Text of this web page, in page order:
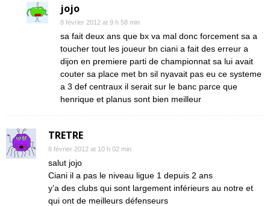
jojo
8 février 2012 at 9 h 58 min
sa fait deux ans que bx va mal donc forcement sa a
toucher tout les joueur bn ciani a fait des erreur a
dijon en premiere parti de championnat sa lui avait
couter sa place met bn sil nyavait pas eu ce systeme
a 3 def centraux il serait sur le banc parce que
henrique et planus sont bien meilleur
TRETRE
8 février 2012 at 10 h 02 min
salut jojo
Ciani il a pas le niveau ligue 1 depuis 2 ans
y’a des clubs qui sont largement inférieurs au notre et
qui ont de meilleurs défenseurs